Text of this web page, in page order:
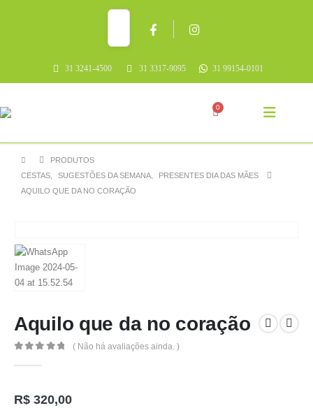
31 3241-4500 31 3317-9095 31 99154-0101
0
PRODUTOS
CESTAS
SUGESTÕES DA SEMANA
PRESENTES DIA DAS MÃES
AQUILO QUE DA NO CORAÇÃO
Aquilo que da no coração
( Não há avaliações ainda. )
R$ 320,00